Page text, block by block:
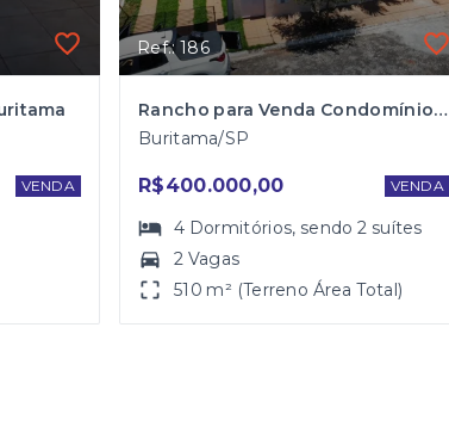
VENDA
Ref.: 186
Rancho para Venda Condomínio San Diego em Buritama
Buritama/SP
R$400.000,00 VENDA
4 Dormitórios, sendo2 suítes
2 Vagas
510 m² (Terreno Área Total)